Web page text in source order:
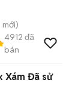
mới)
4912 đã
bán
Xám Đã sử